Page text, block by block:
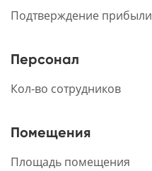
Подтверждение прибыли
Персонал
Кол-во сотрудников
Помещения
Площадь помещения